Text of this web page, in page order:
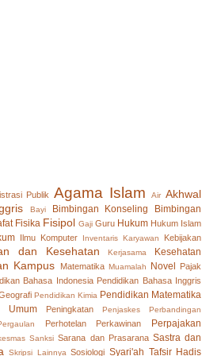
Publik Agama Islam Air Akhwal
Bayi Bimbingan Konseling
Bimbingan
Fisika Fisipol Gaji Guru Hukum Hukum Islam
Ilmu Komputer Inventaris Karyawan
Kebijakan
dan Kesehatan Kerjasama
Kesehatan
Kampus Matematika Muamalah Novel
Pajak
Bahasa Indonesia Pendidikan Bahasa Inggris
Pendidikan Kimia Pendidikan Matematika
Umum Peningkatan Penjaskes Perbandingan
Perhotelan Perkawinan
Perpajakan
Sanksi Sarana dan Prasarana Sastra dan
Skripsi Lainnya Sosiologi Syari'ah Tafsir Hadis